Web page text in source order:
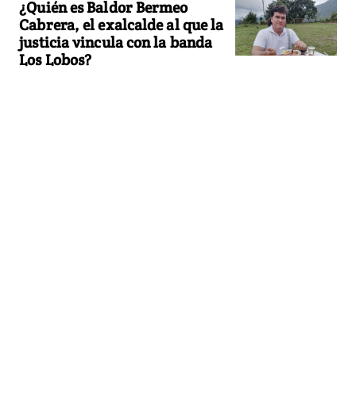
¿Quién es Baldor Bermeo
Cabrera, el exalcalde al que la
justicia vincula con la banda
Los Lobos?